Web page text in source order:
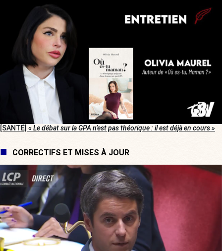
[SANTÉ] « Le débat sur la GPA n’est pas théorique : il est déjà en cours »
CORRECTIFS ET MISES À JOUR